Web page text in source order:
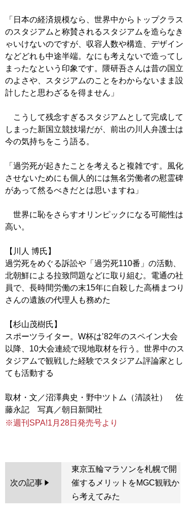
「日本の経済規模なら、世界中からトップクラス
のスタジアムと称賛されるスタジアムを造らなき
ゃいけないのですが、収容人数や構造、デザイン
などどれも中途半端。なにも考えないで造ってし
まったなという印象です。隈研吾さんは昔の国立
のよさや、スタジアムのことをわからないまま設
計したと思わざるを得ません」
こうして残念すぎるスタジアムとして完成して
しまった新国立競技場だが、前出の川人弁護士は
今の気持ちをこう語る。
「過労死が起きたことを考えると複雑です。風化
させないためにも個人的には無名労働者の慰霊碑
があって然るべきだとは思いますね」
世界に恥をさらすオリンピックになる可能性は
高い。
【川人 博氏】
過労死をめぐる訴訟や「過労死110番」の活動、
北朝鮮による拉致問題などに取り組む。電通の社
員で、長時間労働の末15年に自殺した高橋まつり
さんの遺族の代理人も務めた
【杉山茂樹氏】
スポーツライター。W杯は’82年のスペイン大会
以降、10大会連続で現地取材を行う。世界中のス
タジアムで観戦した経験でスタジアム評論家とし
ても活動する
取材・文／沼澤典史・野中ツトム（清談社） 佐
※週刊SPA!1月28日発売号より
次の記事
東京五輪マラソンを札幌で開
催するメリットをMGC観戦か
ら考えてみた